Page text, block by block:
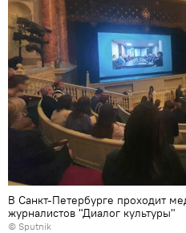
В Санкт-Петербурге проходит
журналистов "Диалог культуры"
© Sputnik